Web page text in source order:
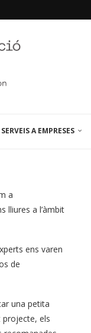
SERVEIS A EMPRESES
a
lliures a l’àmbit
ens varen
de
una petita
projecte, els